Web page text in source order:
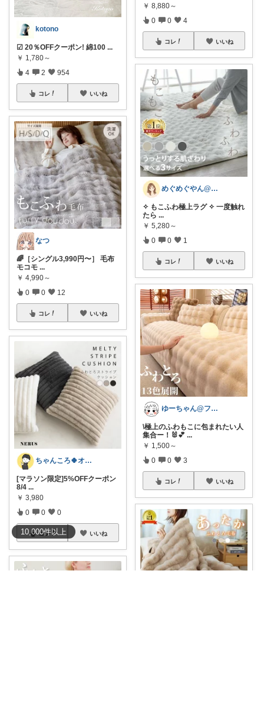
10,000件以上
kotono
☑︎ 20％OFFクーポン! 綿100 ...
￥ 1,780～
4 2 954
コレ いいね
なつ
🌈［シングル3,990円〜］ 毛布
モコモ ...
￥ 4,990～
0 0 12
コレ いいね
ちゃんころ🍀オリ写/インテリア/キッズ
[マラソン限定]5%OFFクーポン
8/4 ...
￥ 3,980
0 0 0
コレ いいね
￥ 8,880～
0 0 4
コレ いいね
めぐめぐやん@2児ママ×ゆるっと暮らし
✧ もこふわ極上ラグ ✧ 一度触れ
たら ...
￥ 5,280～
0 0 1
コレ いいね
ゆーちゃん@フォロワーさまから購入💕
\極上のふわもこに包まれたい人
集合ー！🐰💕 ...
￥ 1,500～
0 0 3
コレ いいね